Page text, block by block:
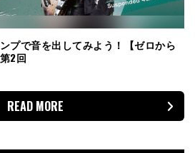
プで音を出してみよう！【ゼロから
2回
READ MORE